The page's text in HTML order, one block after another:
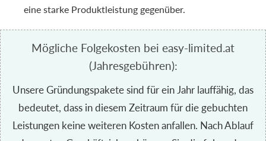
eine starke Produktleistung gegenüber.
Mögliche Folgekosten bei easy-limited.at
(Jahresgebühren):
Unsere Gründungspakete sind für ein Jahr lauffähig, das
bedeutet, dass in diesem Zeitraum für die gebuchten
Leistungen keine weiteren Kosten anfallen. Nach Ablauf